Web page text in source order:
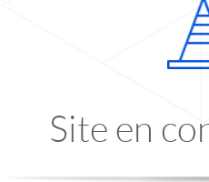
Site en